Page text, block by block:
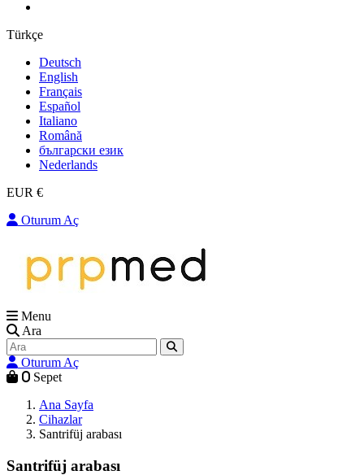
Türkçe
Deutsch
English
Français
Español
Italiano
Română
български език
Nederlands
EUR €
Oturum Aç
Menu
Ara
Oturum Aç
0 Sepet
Ana Sayfa
Cihazlar
Santrifüj arabası
Santrifüj arabası